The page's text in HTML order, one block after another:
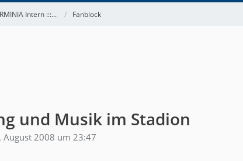
Intern :::... Fanblock
und Musik im Stadion
August 2008 um 23:47